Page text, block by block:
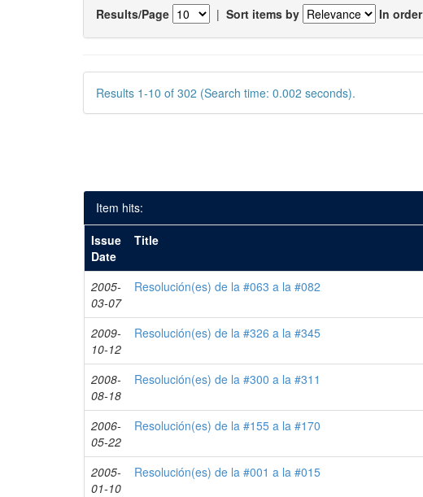
Results/Page | Sort items by In order
Results 1-10 of 302 (Search time: 0.002 seconds).
Item hits:
Issue
Date
Title
2005-
03-07
Resolución(es) de la #063 a la #082
2009-
10-12
Resolución(es) de la #326 a la #345
2008-
08-18
Resolución(es) de la #300 a la #311
2006-
05-22
Resolución(es) de la #155 a la #170
2005-
01-10
Resolución(es) de la #001 a la #015